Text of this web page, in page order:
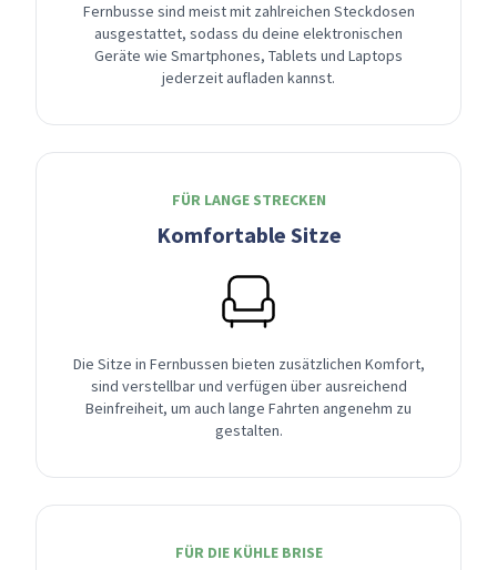
Fernbusse sind meist mit zahlreichen Steckdosen
ausgestattet, sodass du deine elektronischen
Geräte wie Smartphones, Tablets und Laptops
jederzeit aufladen kannst.
FÜR LANGE STRECKEN
Komfortable Sitze
Die Sitze in Fernbussen bieten zusätzlichen Komfort,
sind verstellbar und verfügen über ausreichend
Beinfreiheit, um auch lange Fahrten angenehm zu
gestalten.
FÜR DIE KÜHLE BRISE